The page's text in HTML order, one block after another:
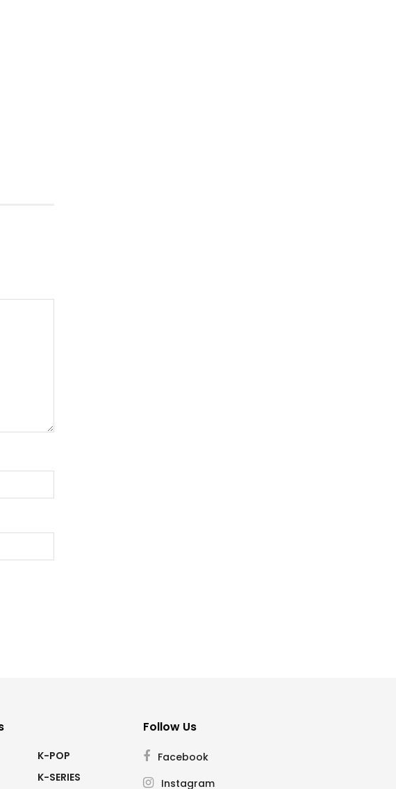
K-POP
K-SERIES
Follow Us
Facebook
Instagram